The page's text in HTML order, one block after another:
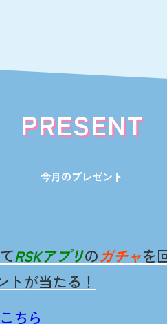
PRESENT
今月のプレゼント
RSKアプリのガチャを
トが当たる！
ちら